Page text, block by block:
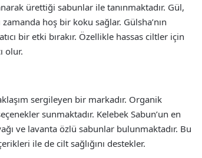
ürettiği sabunlar ile tanınmaktadır. Gül,
hoş bir koku sağlar. Gülsha’nın
bir etki bırakır. Özellikle hassas ciltler için
olur.
sergileyen bir markadır. Organik
sunmaktadır. Kelebek Sabun’un en
ve lavanta özlü sabunlar bulunmaktadır. Bu
ile de cilt sağlığını destekler.